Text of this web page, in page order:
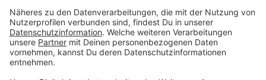
Anzeige
Warum Eltern trotzdem fahren